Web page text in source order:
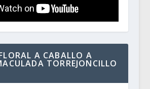
A CABALLO A
TORREJONCILLO